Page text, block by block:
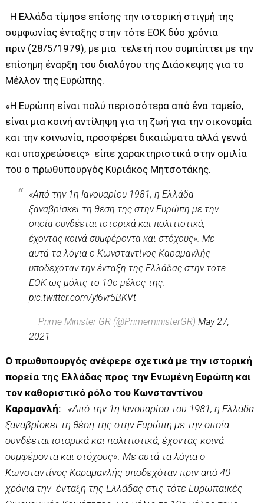
Η Ελλάδα τίμησε επίσης την ιστορική στιγμή της
συμφωνίας ένταξης στην τότε ΕΟΚ δύο χρόνια
πριν (28/5/1979), με μια τελετή που συμπίπτει με την
επίσημη έναρξη του διαλόγου της Διάσκεψης για το
Μέλλον της Ευρώπης.
«Η Ευρώπη είναι πολύ περισσότερα από ένα ταμείο,
είναι μια κοινή αντίληψη για τη ζωή για την οικονομία
και την κοινωνία, προσφέρει δικαιώματα αλλά γεννά
και υποχρεώσεις» είπε χαρακτηριστικά στην ομιλία
του ο πρωθυπουργός Κυριάκος Μητσοτάκης.
«Από την 1η Ιανουαρίου 1981, η Ελλάδα
ξαναβρίσκει τη θέση της στην Ευρώπη με την
οποία συνδέεται ιστορικά και πολιτιστικά,
έχοντας κοινά συμφέροντα και στόχους». Με
αυτά τα λόγια ο Κωνσταντίνος Καραμανλής
υποδεχόταν την ένταξη της Ελλάδας στην τότε
ΕΟΚ ως μόλις το 10ο μέλος της.
pic.twitter.com/yl6vr5BKVt
— Prime Minister GR (@PrimeministerGR)May 27,
2021
Ο πρωθυπουργός ανέφερε σχετικά με την ιστορική
πορεία της Ελλάδας προς την Ενωμένη Ευρώπη και
τον καθοριστικό ρόλο του Κωνσταντίνου
Καραμανλή:
«Από την 1η Ιανουαρίου του 1981, η Ελλάδα
ξαναβρίσκει τη θέση της στην Ευρώπη με την οποία
συνδέεται ιστορικά και πολιτιστικά, έχοντας κοινά
συμφέροντα και στόχους». Με αυτά τα λόγια ο
Κωνσταντίνος Καραμανλής υποδεχόταν πριν από 40
χρόνια την ένταξη της Ελλάδας στις τότε Ευρωπαϊκές